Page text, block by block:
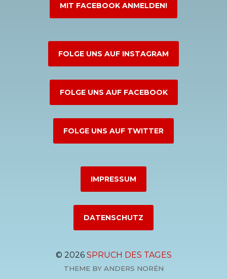
MIT FACEBOOK ANMELDEN!
FOLGE UNS AUF INSTAGRAM
FOLGE UNS AUF FACEBOOK
FOLGE UNS AUF TWITTER
IMPRESSUM
DATENSCHUTZ
© 2026 SPRUCH DES TAGES
THEME BY ANDERS NORÉN